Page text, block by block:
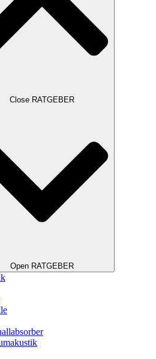
Close RATGEBER
Open RATGEBER